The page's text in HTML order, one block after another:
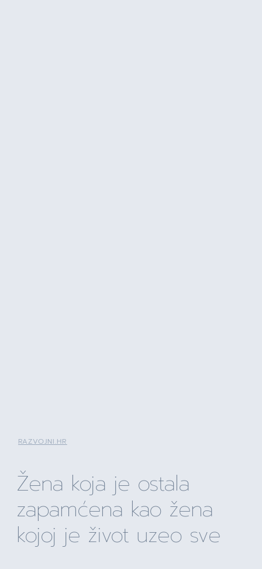
RAZVOJNI.HR
Žena koja je ostala
zapamćena kao žena
kojoj je život uzeo sve